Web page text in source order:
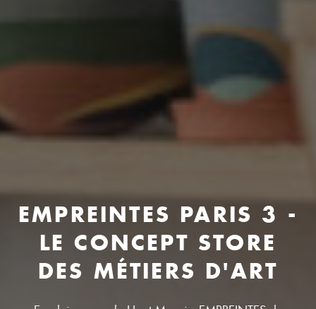
EMPREINTES PARIS 3 -
LE CONCEPT STORE
DES MÉTIERS D'ART